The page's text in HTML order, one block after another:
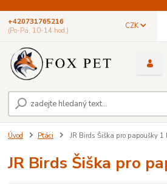
CZK
+420731765216
(Po-Pá, 10-14 hod.)
Úvod Ptáci JR Birds Šiška pro papoušky 1
JR Birds Šiška pro